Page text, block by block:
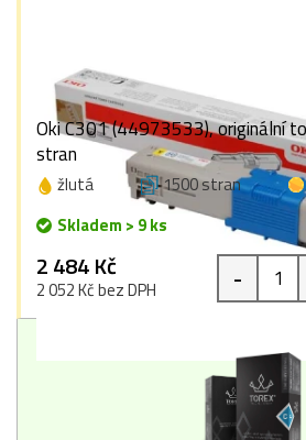
Oki C301 (44973533), originální
stran
žlutá 1500 stran
Skladem > 9 ks
2 484 Kč
2 052 Kč bez DPH -